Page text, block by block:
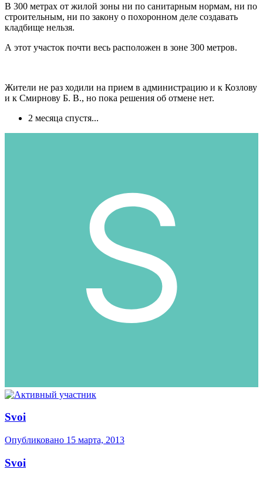
В 300 метрах от жилой зоны ни по санитарным нормам, ни по
строительным, ни по закону о похоронном деле создавать
кладбище нельзя.
А этот участок почти весь расположен в зоне 300 метров.
Жители не раз ходили на прием в администрацию и к Козлову
и к Смирнову Б. В., но пока решения об отмене нет.
2 месяца спустя...
Svoi
Опубликовано 15 марта, 2013
Svoi